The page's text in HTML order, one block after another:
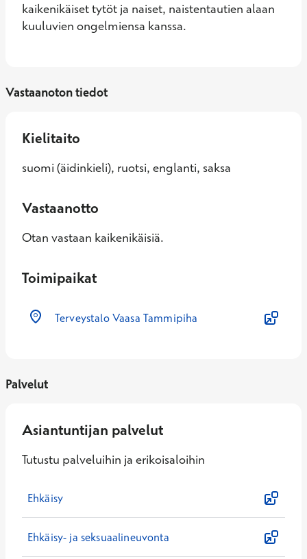
kaikenikäiset tytöt ja naiset, naistentautien alaan
kuuluvien ongelmiensa kanssa.
Vastaanoton tiedot
Kielitaito
suomi (äidinkieli), ruotsi, englanti, saksa
Vastaanotto
Otan vastaan kaikenikäisiä.
Toimipaikat
Terveystalo Vaasa Tammipiha
Palvelut
Asiantuntijan palvelut
Tutustu palveluihin ja erikoisaloihin
Ehkäisy
Ehkäisy- ja seksuaalineuvonta